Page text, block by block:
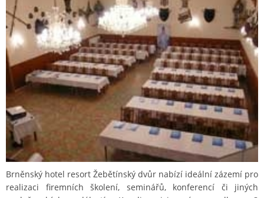
Brněnský hotel resort Žebětínský dvůr nabízí ideální zázemí pro
realizaci firemních školení, seminářů, konferencí či jiných